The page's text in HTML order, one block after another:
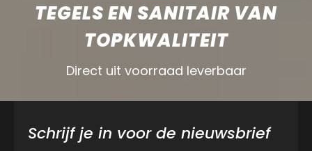
TEGELS EN SANITAIR VAN
TOPKWALITEIT
Direct uit voorraad leverbaar
Schrijf je in voor de nieuwsbrief